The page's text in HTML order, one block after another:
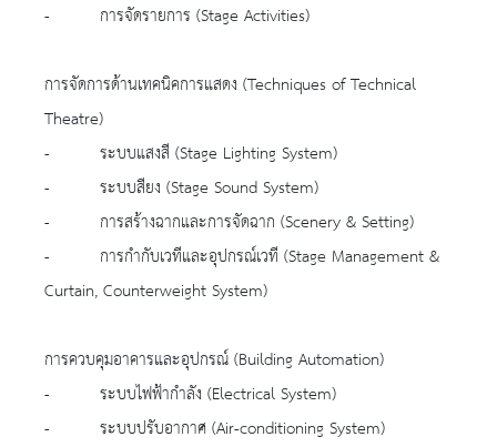
- การจัดรายการ (Stage Activities)
การจัดการด้านเทคนิคการแสดง (Techniques of Technical
Theatre)
- ระบบแสงสี (Stage Lighting System)
- ระบบสียง (Stage Sound System)
- การสร้างฉากและการจัดฉาก (Scenery & Setting)
- การกำกับเวทีและอุปกรณ์เวที (Stage Management &
Curtain, Counterweight System)
การควบคุมอาคารและอุปกรณ์ (Building Automation)
- ระบบไฟฟ้ากำลัง (Electrical System)
- ระบบปรับอากาศ (Air-conditioning System)